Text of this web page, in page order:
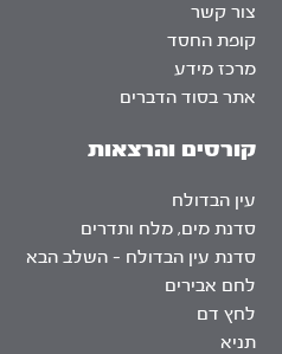
צור קשר
קופת החסד
מרכז מידע
אתר בסוד הדברים
קורסים והרצאות
עין הבדולח
סדנת מים, מלח ותדרים
סדנת עין הבדולח – השלב הבא
לחם אבירים
לחץ דם
תניא